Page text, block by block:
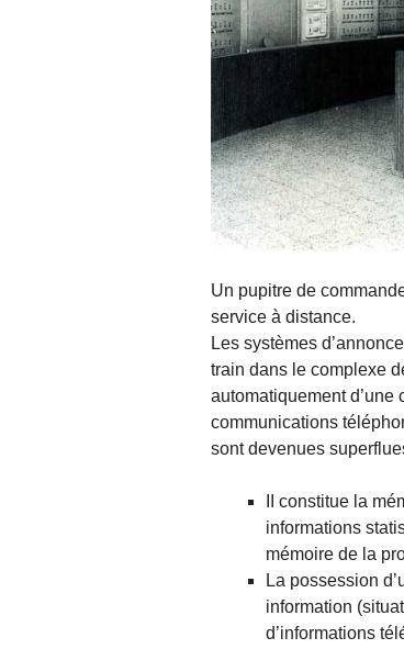
Un pupitre de
service à distance.
Les systèmes
train dans le complexe
automatiquement
communications
sont devenues
II constitue la
informations
mémoire de la
La possession
information
d’informations